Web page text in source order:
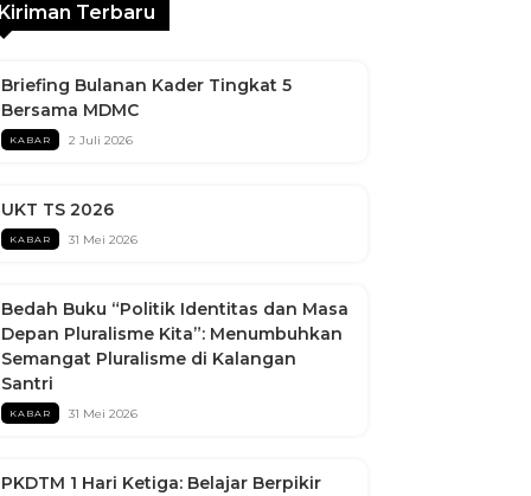
Kiriman Terbaru
Briefing Bulanan Kader Tingkat 5
Bersama MDMC
KABAR 2 Juli 2026
UKT TS 2026
KABAR 31 Mei 2026
Bedah Buku “Politik Identitas dan Masa
Depan Pluralisme Kita”: Menumbuhkan
Semangat Pluralisme di Kalangan
Santri
KABAR 31 Mei 2026
PKDTM 1 Hari Ketiga: Belajar Berpikir